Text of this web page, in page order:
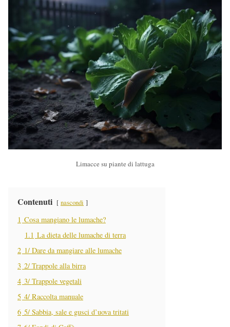
Limacce su piante di lattuga
Contenuti nascondi
1 Cosa mangiano le lumache?
1.1 La dieta delle lumache di terra
2 1/ Dare da mangiare alle lumache
3 2/ Trappole alla birra
4 3/ Trappole vegetali
5 4/ Raccolta manuale
6 5/ Sabbia, sale e gusci d’uova tritati